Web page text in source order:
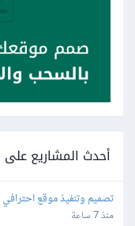
أحدث المشاريع
تصميم وتنفيذ موقع
منذ 7 ساعة